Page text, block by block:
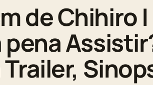
de Chihiro
pena